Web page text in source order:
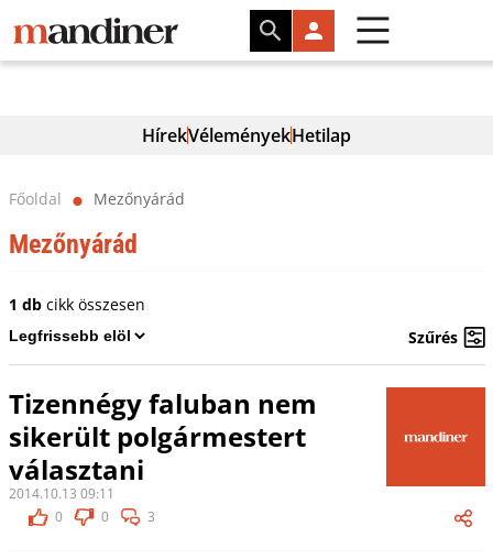
HírekVéleményekHetilap
Főoldal ⬤ Mezőnyárád
Mezőnyárád
1 dbcikk összesen
Szűrés
Tizennégy faluban nem
sikerült polgármestert
választani
2014.10.13 09:11
0
0 3